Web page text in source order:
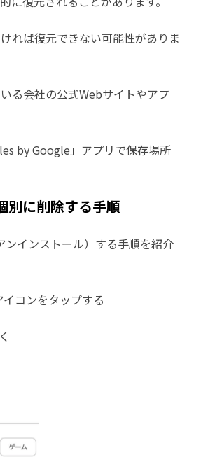
れば復元できない可能性がありま
る会社の公式Webサイトやアプ
by Google」アプリで保存場所
別に削除する手順
ンインストール）する手順を紹介
コンをタップする